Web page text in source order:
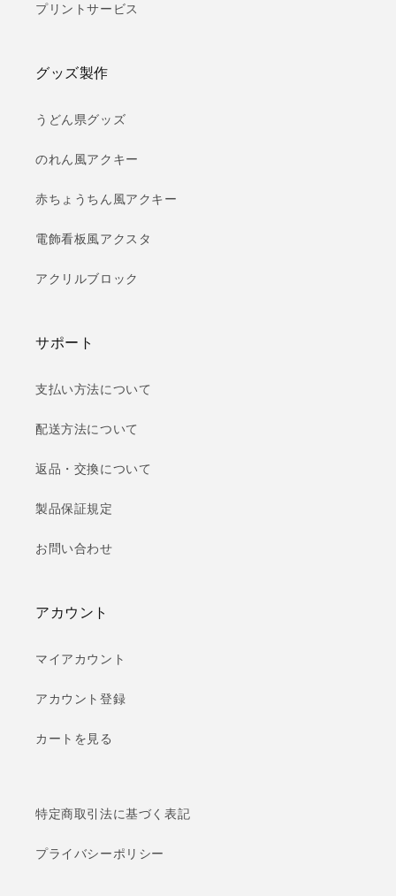
プリントサービス
グッズ製作
うどん県グッズ
のれん風アクキー
赤ちょうちん風アクキー
電飾看板風アクスタ
アクリルブロック
サポート
支払い方法について
配送方法について
返品・交換について
製品保証規定
お問い合わせ
アカウント
マイアカウント
アカウント登録
カートを見る
特定商取引法に基づく表記
プライバシーポリシー